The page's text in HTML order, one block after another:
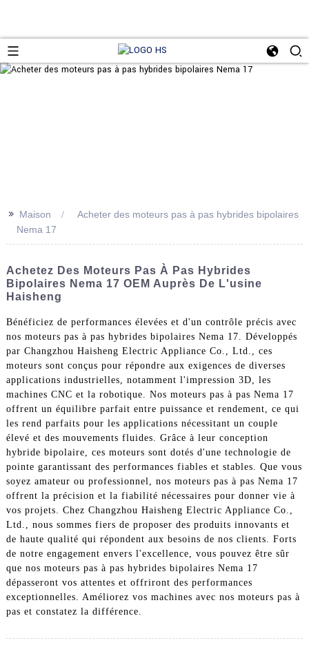
>> Maison
Acheter des moteurs pas à pas hybrides bipolaires
Nema 17
Achetez Des Moteurs Pas À Pas Hybrides
Bipolaires Nema 17 OEM Auprès De L'usine
Haisheng
Bénéficiez de performances élevées et d'un contrôle précis avec
nos moteurs pas à pas hybrides bipolaires Nema 17. Développés
par Changzhou Haisheng Electric Appliance Co., Ltd., ces
moteurs sont conçus pour répondre aux exigences de diverses
applications industrielles, notamment l'impression 3D, les
machines CNC et la robotique. Nos moteurs pas à pas Nema 17
offrent un équilibre parfait entre puissance et rendement, ce qui
les rend parfaits pour les applications nécessitant un couple
élevé et des mouvements fluides. Grâce à leur conception
hybride bipolaire, ces moteurs sont dotés d'une technologie de
pointe garantissant des performances fiables et stables. Que vous
soyez amateur ou professionnel, nos moteurs pas à pas Nema 17
offrent la précision et la fiabilité nécessaires pour donner vie à
vos projets. Chez Changzhou Haisheng Electric Appliance Co.,
Ltd., nous sommes fiers de proposer des produits innovants et
de haute qualité qui répondent aux besoins de nos clients. Forts
de notre engagement envers l'excellence, vous pouvez être sûr
que nos moteurs pas à pas hybrides bipolaires Nema 17
dépasseront vos attentes et offriront des performances
exceptionnelles. Améliorez vos machines avec nos moteurs pas à
pas et constatez la différence.